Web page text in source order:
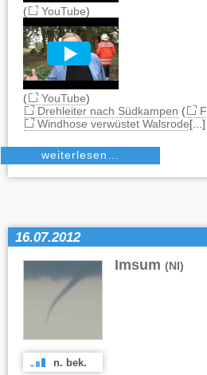
( YouTube)
( YouTube)
Drehleiter nach Südkampen (
Windhose verwüstet Walsrode[...]
weiterlesen…
16.07.2012
Imsum (NI)
n. bek.